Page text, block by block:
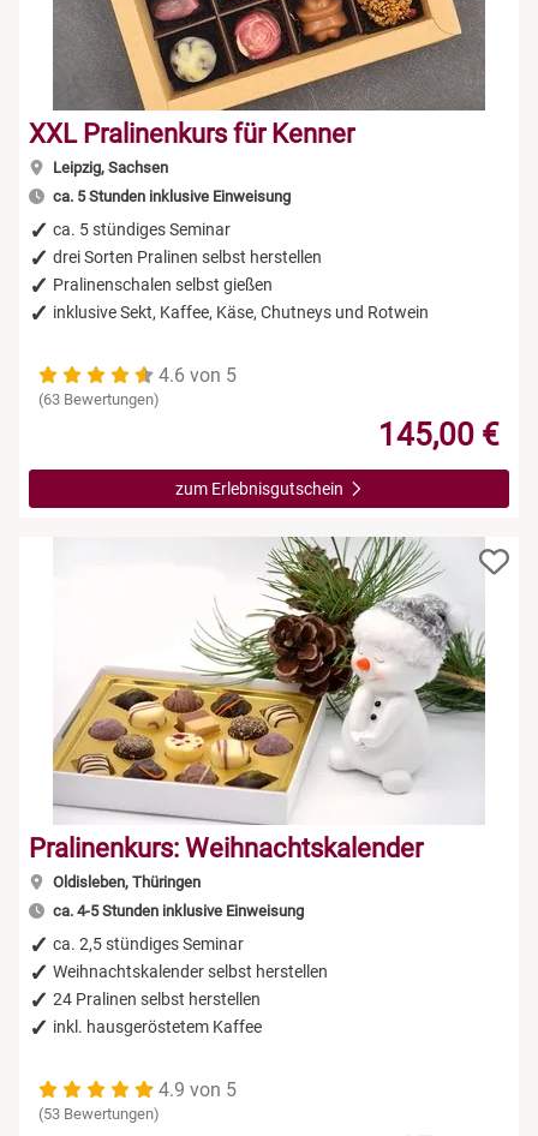
XXL Pralinenkurs für Kenner
Leipzig, Sachsen
ca. 5 Stunden inklusive Einweisung
ca. 5 stündiges Seminar
drei Sorten Pralinen selbst herstellen
Pralinenschalen selbst gießen
inklusive Sekt, Kaffee, Käse, Chutneys und Rotwein
4.6 von 5
(63 Bewertungen)
145,00 €
zum Erlebnisgutschein
Pralinenkurs: Weihnachtskalender
Oldisleben, Thüringen
ca. 4-5 Stunden inklusive Einweisung
ca. 2,5 stündiges Seminar
Weihnachtskalender selbst herstellen
24 Pralinen selbst herstellen
inkl. hausgeröstetem Kaffee
4.9 von 5
(53 Bewertungen)